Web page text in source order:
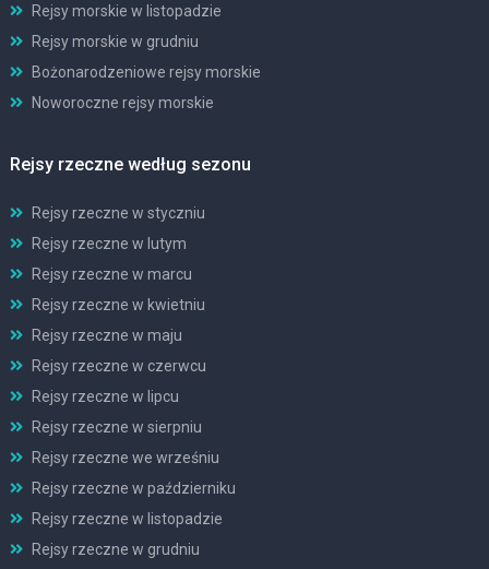
Rejsy morskie w listopadzie
Rejsy morskie w grudniu
Bożonarodzeniowe rejsy morskie
Noworoczne rejsy morskie
Rejsy rzeczne według sezonu
Rejsy rzeczne w styczniu
Rejsy rzeczne w lutym
Rejsy rzeczne w marcu
Rejsy rzeczne w kwietniu
Rejsy rzeczne w maju
Rejsy rzeczne w czerwcu
Rejsy rzeczne w lipcu
Rejsy rzeczne w sierpniu
Rejsy rzeczne we wrześniu
Rejsy rzeczne w październiku
Rejsy rzeczne w listopadzie
Rejsy rzeczne w grudniu